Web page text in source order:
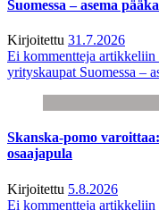
Suomessa – asema
Kirjoitettu 31.7.2026
Ei kommentteja artikkeliin
yrityskaupat Suomessa –
Skanska-pomo
osaajapula
Kirjoitettu 5.8.2026
Ei kommentteja artikkeliin